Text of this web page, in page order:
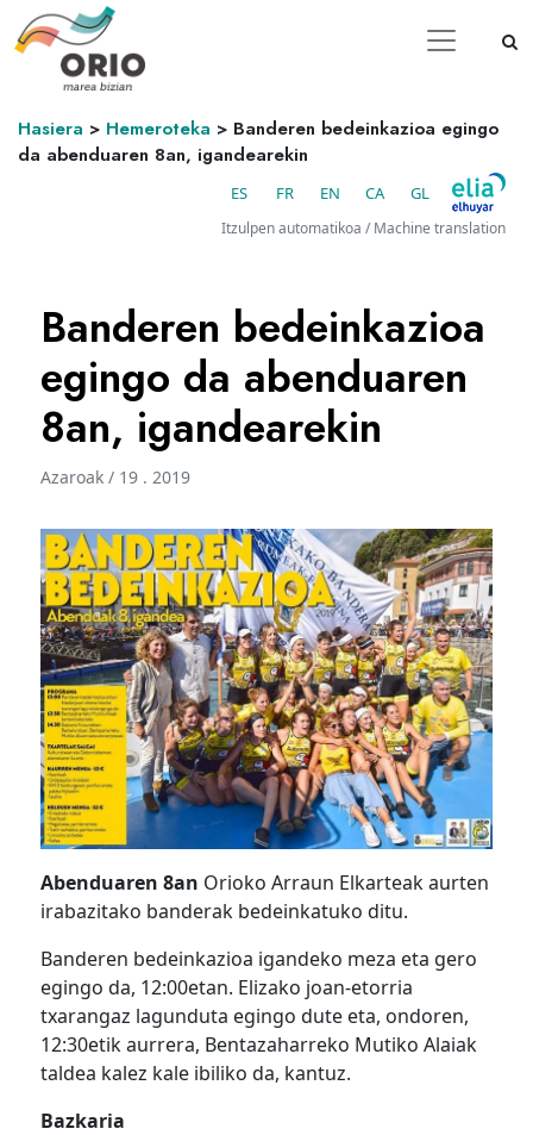
Hasiera > Hemeroteka > Banderen bedeinkazioa egingo
da abenduaren 8an, igandearekin
ES FR EN CA GL
Itzulpen automatikoa / Machine translation
Banderen bedeinkazioa
egingo da abenduaren
8an, igandearekin
Azaroak / 19 . 2019
Abenduaren 8an Orioko Arraun Elkarteak aurten
irabazitako banderak bedeinkatuko ditu.
Banderen bedeinkazioa igandeko meza eta gero
egingo da, 12:00etan. Elizako joan-etorria
txarangaz lagunduta egingo dute eta, ondoren,
12:30etik aurrera, Bentazaharreko Mutiko Alaiak
taldea kalez kale ibiliko da, kantuz.
Bazkaria